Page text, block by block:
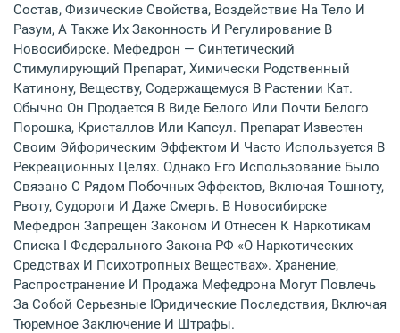
Состав, Физические Свойства, Воздействие На Тело И
Разум, А Также Их Законность И Регулирование В
Новосибирске. Мефедрон — Синтетический
Стимулирующий Препарат, Химически Родственный
Катинону, Веществу, Содержащемуся В Растении Кат.
Обычно Он Продается В Виде Белого Или Почти Белого
Порошка, Кристаллов Или Капсул. Препарат Известен
Своим Эйфорическим Эффектом И Часто Используется В
Рекреационных Целях. Однако Его Использование Было
Связано С Рядом Побочных Эффектов, Включая Тошноту,
Рвоту, Судороги И Даже Смерть. В Новосибирске
Мефедрон Запрещен Законом И Отнесен К Наркотикам
Списка I Федерального Закона РФ «О Наркотических
Средствах И Психотропных Веществах». Хранение,
Распространение И Продажа Мефедрона Могут Повлечь
За Собой Серьезные Юридические Последствия, Включая
Тюремное Заключение И Штрафы.